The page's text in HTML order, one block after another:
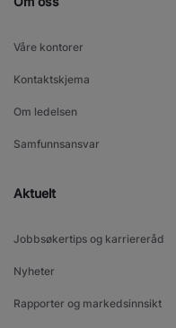
Våre kontorer
Kontaktskjema
Om ledelsen
Samfunnsansvar
Aktuelt
Jobbsøkertips og karriereråd
Nyheter
Rapporter og markedsinnsikt